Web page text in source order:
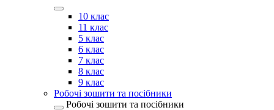
10 клас
11 клас
5 клас
6 клас
7 клас
8 клас
9 клас
Робочі зошити та посібники
Робочі зошити та посібники